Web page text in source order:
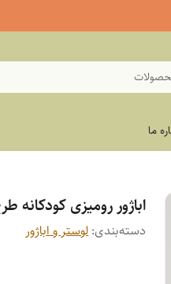
ما
اباژور رومیزی کودکانه
دسته‌بندی:لوستر و اباژور